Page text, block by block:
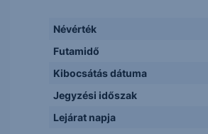
Névérték
Futamidő
Kibocsátás dátuma
Jegyzési időszak
Lejárat napja